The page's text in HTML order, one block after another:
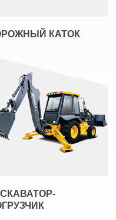
КАТОК